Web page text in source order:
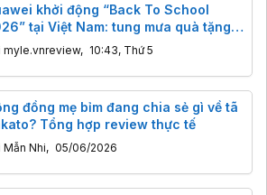
khởi động “Back To School
tại Việt Nam: tung mưa quà tặng
đãi khủng
myle.vnreview, 10:43, Thứ 5
đồng mẹ bỉm đang chia sẻ gì về tã
Tổng hợp review thực tế
Mẫn Nhi, 05/06/2026